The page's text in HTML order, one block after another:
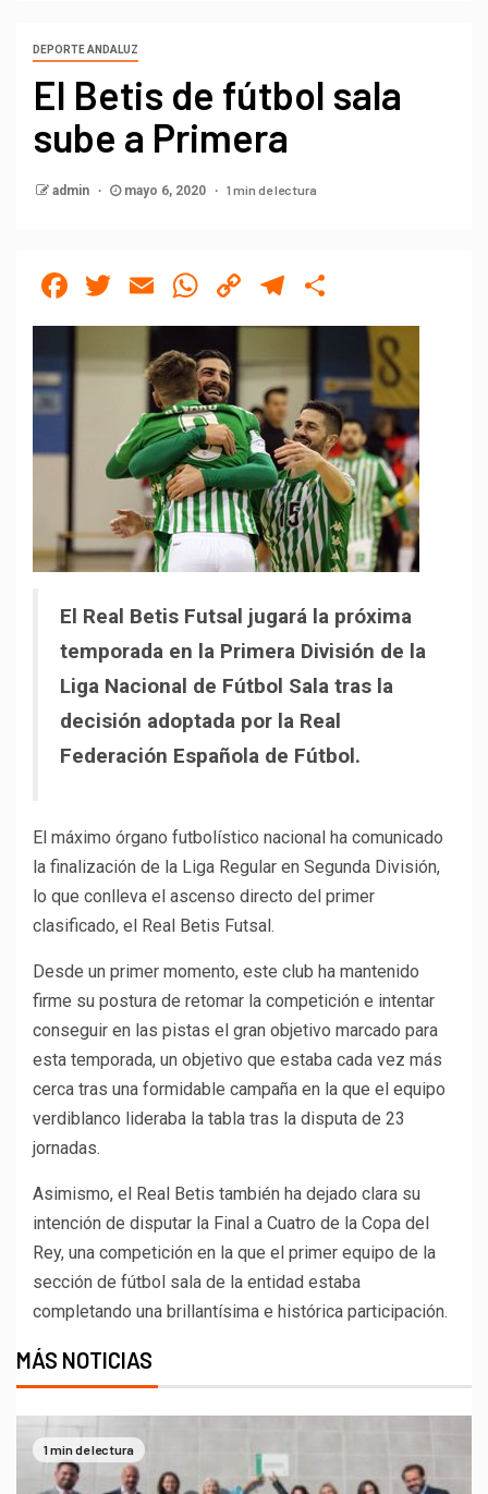
DEPORTE ANDALUZ
El Betis de fútbol sala
sube a Primera
admin mayo 6, 2020 1 min de lectura
Facebook
Twitter
EmailWhatsApp
Copy
Link
Telegram
El Real Betis Futsal jugará la próxima
temporada en la Primera División de la
Liga Nacional de Fútbol Sala tras la
decisión adoptada por la Real
Federación Española de Fútbol.
El máximo órgano futbolístico nacional ha comunicado
la finalización de la Liga Regular en Segunda División,
lo que conlleva el ascenso directo del primer
clasificado, el Real Betis Futsal.
Desde un primer momento, este club ha mantenido
firme su postura de retomar la competición e intentar
conseguir en las pistas el gran objetivo marcado para
esta temporada, un objetivo que estaba cada vez más
cerca tras una formidable campaña en la que el equipo
verdiblanco lideraba la tabla tras la disputa de 23
jornadas.
Asimismo, el Real Betis también ha dejado clara su
intención de disputar la Final a Cuatro de la Copa del
Rey, una competición en la que el primer equipo de la
sección de fútbol sala de la entidad estaba
completando una brillantísima e histórica participación.
MÁS NOTICIAS
1 min de lectura